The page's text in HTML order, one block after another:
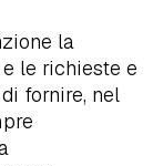
la
le richieste e
fornire, nel